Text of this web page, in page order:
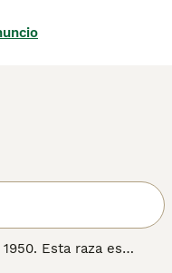
Esta raza es